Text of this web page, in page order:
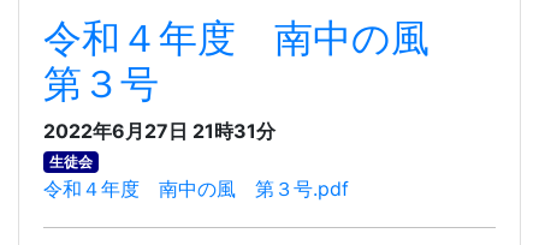
令和４年度 南中の風
第３号
2022年6月27日 21時31分
生徒会
令和４年度 南中の風 第３号.pdf